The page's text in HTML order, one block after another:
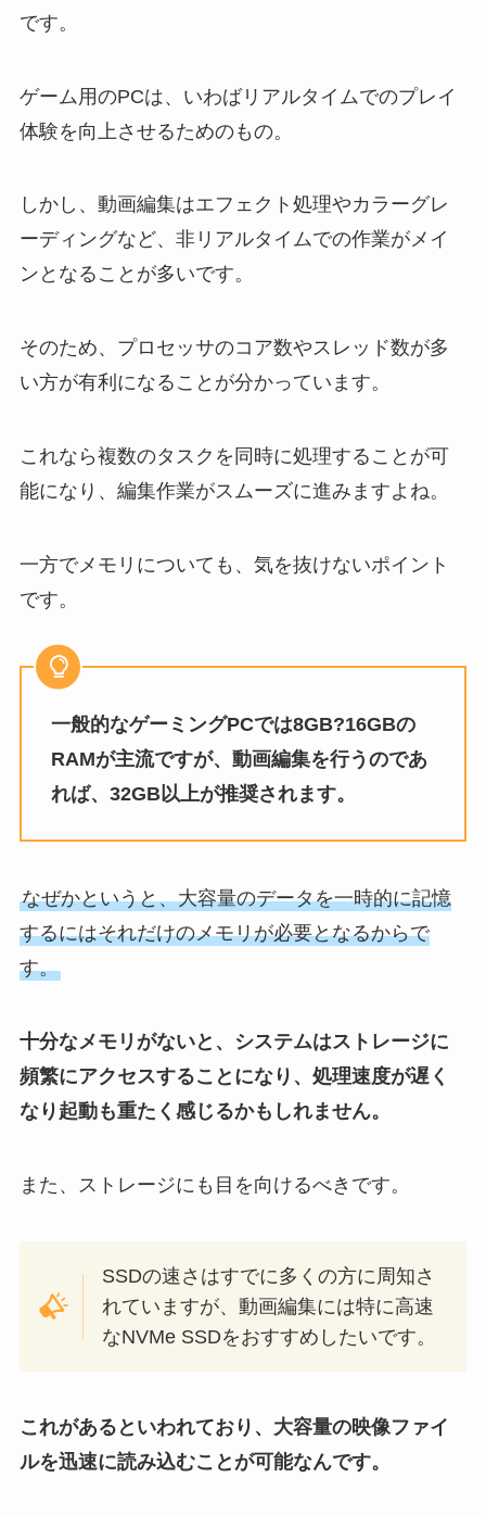
です。
ゲーム用のPCは、いわばリアルタイムでのプレイ
体験を向上させるためのもの。
しかし、動画編集はエフェクト処理やカラーグレ
ーディングなど、非リアルタイムでの作業がメイ
ンとなることが多いです。
そのため、プロセッサのコア数やスレッド数が多
い方が有利になることが分かっています。
これなら複数のタスクを同時に処理することが可
能になり、編集作業がスムーズに進みますよね。
一方でメモリについても、気を抜けないポイント
です。
一般的なゲーミングPCでは8GB?16GBの
RAMが主流ですが、動画編集を行うのであ
れば、32GB以上が推奨されます。
なぜかというと、大容量のデータを一時的に記憶
するにはそれだけのメモリが必要となるからで
す。
十分なメモリがないと、システムはストレージに
頻繁にアクセスすることになり、処理速度が遅く
なり起動も重たく感じるかもしれません。
また、ストレージにも目を向けるべきです。
SSDの速さはすでに多くの方に周知さ
れていますが、動画編集には特に高速
なNVMe SSDをおすすめしたいです。
これがあるといわれており、大容量の映像ファイ
ルを迅速に読み込むことが可能なんです。